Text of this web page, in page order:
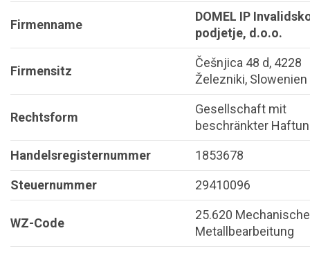
Firmenname
DOMEL IP
podjetje, d.o.o.
Firmensitz
Češnjica 48 d, 4228
Železniki, Slowenien
Rechtsform
Gesellschaft mit
beschränkter
Handelsregisternummer 1853678
Steuernummer 29410096
WZ-Code
25.620 Mechanische
Metallbearbeitung